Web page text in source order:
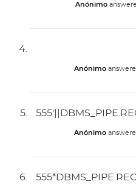
Anónimo
Anónimo
Anónimo